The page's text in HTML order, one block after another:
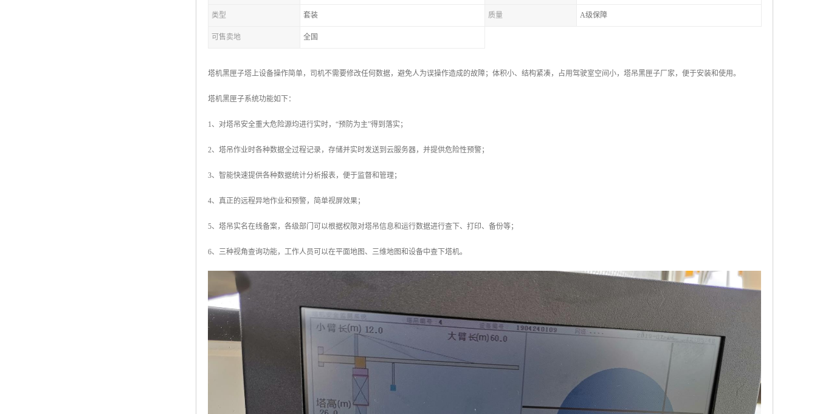
类型 套装 质量 A级保障
可售卖地 全国
塔机黑匣子塔上设备操作简单，司机不需要修改任何数据，避免人为误操作造成的故障；体积小、结构紧凑，占用驾驶室空间小，塔吊黑匣子厂家，便于安装和使用。
塔机黑匣子系统功能如下：
1、对塔吊安全重大危险源均进行实时，“预防为主”得到落实；
2、塔吊作业时各种数据全过程记录，存储并实时发送到云服务器，并提供危险性预警；
3、智能快速提供各种数据统计分析报表，便于监督和管理；
4、真正的远程异地作业和预警，简单视屏效果；
5、塔吊实名在线备案，各级部门可以根据权限对塔吊信息和运行数据进行查下、打印、备份等；
6、三种视角查询功能，工作人员可以在平面地图、三维地图和设备中查下塔机。